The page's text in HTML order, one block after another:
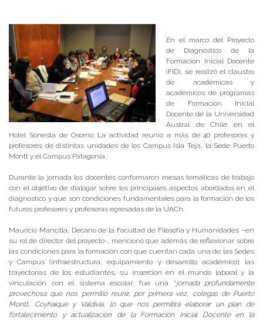
En el marco del Proyecto
de Diagnóstico de la
Formación Inicial Docente
(FID), se realizó el claustro
de académicas y
académicos de programas
de Formación Inicial
Docente de la Universidad
Austral de Chile en el
Hotel Sonesta de Osorno. La actividad reunió a más de 40 profesoras y
profesores de distintas unidades de los Campus Isla Teja, la Sede Puerto
Montt y el Campus Patagonia.
Durante la jornada los docentes conformaron mesas temáticas de trabajo
con el objetivo de dialogar sobre los principales aspectos abordados en el
diagnóstico y que son condiciones fundamentales para la formación de los
futuros profesores y profesoras egresadas de la UACh.
Mauricio Mancilla, Decano de la Facultad de Filosofía y Humanidades –en
su rol de director del proyecto-, mencionó que además de reflexionar sobre
las condiciones para la formación con que cuentan cada una de las Sedes
y Campus (infraestructura, equipamiento y desarrollo académico); las
trayectorias de los estudiantes, su inserción en el mundo laboral y la
vinculación con el sistema escolar, fue una “jornada profundamente
provechosa que nos permitió reunir, por primera vez, colegas de Puerto
Montt, Coyhaique y Valdivia, loque nos permitirá elaborar un plan de
fortalecimiento y actualización de la Formación Inicial Docente en la